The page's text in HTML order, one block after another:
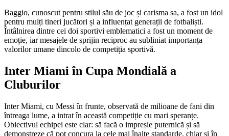
Baggio, cunoscut pentru stilul său de joc și carisma sa, a fost un idol
pentru mulți tineri jucători și a influențat generații de fotbaliști.
Întâlnirea dintre cei doi sportivi emblematici a fost un moment de
emoție, iar mesajele de sprijin reciproc au subliniat importanța
valorilor umane dincolo de competiția sportivă.
Inter Miami în Cupa Mondială a
Cluburilor
Inter Miami, cu Messi în frunte, observată de milioane de fani din
întreaga lume, a intrat în această competiție cu mari speranțe.
Obiectivul echipei este clar: să facă o impresie puternică și să
demonstreze că pot concura la cele mai înalte standarde, chiar și în